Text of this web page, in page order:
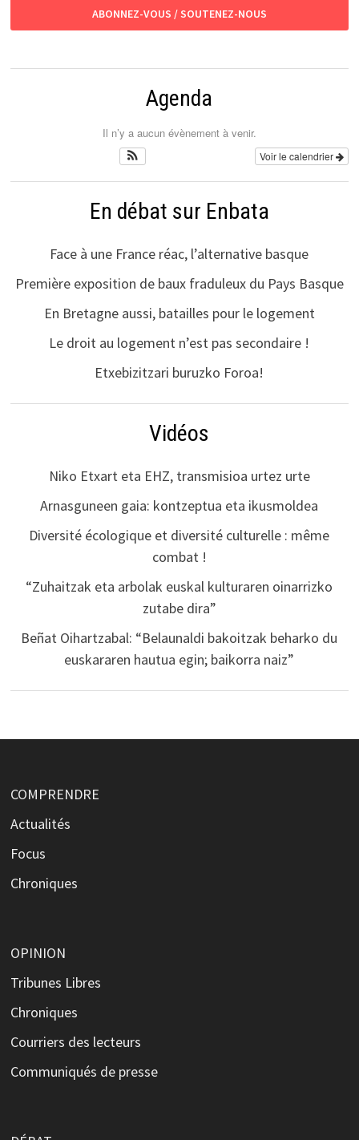
ABONNEZ-VOUS / SOUTENEZ-NOUS
Agenda
Il n’y a aucun évènement à venir.
Voir le calendrier
En débat sur Enbata
Face à une France réac, l’alternative basque
Première exposition de baux fraduleux du Pays Basque
En Bretagne aussi, batailles pour le logement
Le droit au logement n’est pas secondaire !
Etxebizitzari buruzko Foroa!
Vidéos
Niko Etxart eta EHZ, transmisioa urtez urte
Arnasguneen gaia: kontzeptua eta ikusmoldea
Diversité écologique et diversité culturelle : même
combat !
“Zuhaitzak eta arbolak euskal kulturaren oinarrizko
zutabe dira”
Beñat Oihartzabal: “Belaunaldi bakoitzak beharko du
euskararen hautua egin; baikorra naiz”
COMPRENDRE
Actualités
Focus
Chroniques
OPINION
Tribunes Libres
Chroniques
Courriers des lecteurs
Communiqués de presse